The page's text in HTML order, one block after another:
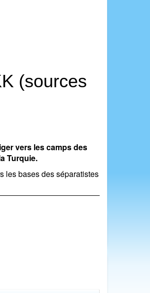
(sources
vers les camps des
Turquie.
les bases des séparatistes